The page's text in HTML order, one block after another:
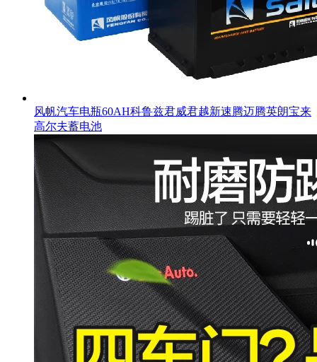
风帆汽车电瓶60AH科鲁兹君威君越新速腾迈腾英朗宝来
高尔夫蓄电池